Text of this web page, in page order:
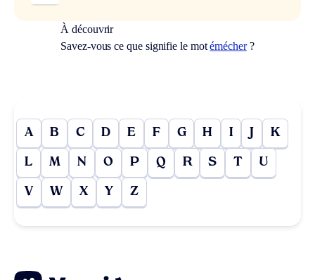
À découvrir
Savez-vous ce que signifie le motémécher?
A B C D E F G H I J K
L M N O P Q R S T U
V W X Y Z